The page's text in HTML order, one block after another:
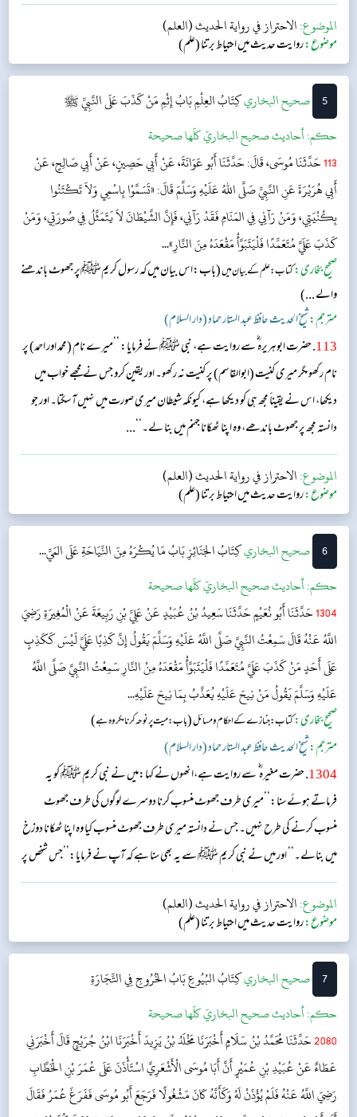
الموضوع:الاحتراز في رواية الحديث (العلم)
موضوع:روایت حدیث میں احتیاط برتنا (علم)
5 ‌‌صحيح البخاريكِتَابُ العِلْمِبَابُ إِثْمِ مَنْ كَذَبَ عَلَى النَّبِيِّ ﷺ
حکم:أحاديث صحيح البخاريّ كلّها صحيحة
113حَدَّثَنَا مُوسَى، قَالَ: حَدَّثَنَا أَبُو عَوَانَةَ، عَنْ أَبِي حَصِينٍ، عَنْ أَبِي صَالِحٍ، عَنْ
أَبِي هُرَيْرَةَ عَنِ النَّبِيِّ صَلَّى اللهُ عَلَيْهِ وَسَلَّمَ قَالَ: «تَسَمَّوْا بِاسْمِي وَلاَ تَكْتَنُوا
بِكُنْيَتِي، وَمَنْ رَآنِي فِي المَنَامِ فَقَدْ رَآنِي، فَإِنَّ الشَّيْطَانَ لاَ يَتَمَثَّلُ فِي صُورَتِي، وَمَنْ
كَذَبَ عَلَيَّ مُتَعَمِّدًا فَلْيَتَبَوَّأْ مَقْعَدَهُ مِنَ النَّارِ»...
صحیح بخاری:کتاب: علم کے بیان میں(باب:اس بیان میں کہ رسول کریمﷺپر جھوٹ باندھنے
والے ...)
مترجم:شیخ الحدیث حافظ عبد الستار حماد (دار السلام)
113 . حضرت ابوہریرہ ؓ سے روایت ہے، نبی ﷺ نے فرمایا: ’’میرے نام (محمد اور احمد) پر
نام رکھو مگر میری کنیت (ابوالقاسم) پر کنیت نہ رکھو۔ اور یقین کرو جس نے مجھے خواب میں
دیکھا، اس نے یقیناً مجھ ہی کو دیکھا ہے، کیونکہ شیطان میری صورت میں نہیں آ سکتا۔ اور جو
دانستہ مجھ پر جھوٹ باندھے، وہ اپنا ٹھکانا جہنم میں بنا لے۔‘‘...
الموضوع:الاحتراز في رواية الحديث (العلم)
موضوع:روایت حدیث میں احتیاط برتنا (علم)
6 ‌‌صحيح البخاريكِتَابُ الجَنَائِزِبَابُ مَا يُكْرَهُ مِنَ النِّيَاحَةِ عَلَى المَيِّ...
حکم:أحاديث صحيح البخاريّ كلّها صحيحة
1304حَدَّثَنَا أَبُو نُعَيْمٍ حَدَّثَنَا سَعِيدُ بْنُ عُبَيْدٍ عَنْ عَلِيِّ بْنِ رَبِيعَةَ عَنْ الْمُغِيرَةِ رَضِيَ
اللَّهُ عَنْهُ قَالَ سَمِعْتُ النَّبِيَّ صَلَّى اللَّهُ عَلَيْهِ وَسَلَّمَ يَقُولُ إِنَّ كَذِبًا عَلَيَّ لَيْسَ كَكَذِبٍ
عَلَى أَحَدٍ مَنْ كَذَبَ عَلَيَّ مُتَعَمِّدًا فَلْيَتَبَوَّأْ مَقْعَدَهُ مِنْ النَّارِ سَمِعْتُ النَّبِيَّ صَلَّى اللَّهُ
عَلَيْهِ وَسَلَّمَ يَقُولُ مَنْ نِيحَ عَلَيْهِ يُعَذَّبُ بِمَا نِيحَ عَلَيْهِ...
صحیح بخاری:کتاب: جنازے کے احکام و مسائل(باب: میت پر نوحہ کرنا مکروہ ہے)
مترجم:شیخ الحدیث حافظ عبد الستار حماد (دار السلام)
1304 . حضرت مغیرہ ؓ سے روایت ہے،انھوں نے کہا:میں نے نبی کریم ﷺ کو یہ
فرماتے ہوئے سنا:’’میری طرف جھوٹ منسوب کرنا دوسرے لوگوں کی طرف جھوٹ
منسوب کرنے کی طرح نہیں۔ جس نے دانستہ میری طرف جھوٹ منسوب کیا وہ اپنا ٹھکانا دوزخ
میں بنالے۔‘‘ اور میں نے نبی کریم ﷺ سے یہ بھی سنا ہے کہ آپ نے فرمایا:’’جس شخص پر
نوحہ کیاجاتاہے اسے اس نوحے کیوجہ سے عذاب دیاجاتا ہے۔‘‘...
الموضوع:الاحتراز في رواية الحديث (العلم)
موضوع:روایت حدیث میں احتیاط برتنا (علم)
7 ‌‌صحيح البخاريكِتَابُ البُيُوعِبَابُ الخُرُوجِ فِي التِّجَارَةِ
حکم:أحاديث صحيح البخاريّ كلّها صحيحة
2080حَدَّثَنَا مُحَمَّدُ بْنُ سَلَامٍ أَخْبَرَنَا مَخْلَدُ بْنُ يَزِيدَ أَخْبَرَنَا ابْنُ جُرَيْجٍ قَالَ أَخْبَرَنِي
عَطَاءٌ عَنْ عُبَيْدِ بْنِ عُمَيْرٍ أَنَّ أَبَا مُوسَى الْأَشْعَرِيَّ اسْتَأْذَنَ عَلَى عُمَرَ بْنِ الْخَطَّابِ
رَضِيَ اللَّهُ عَنْهُ فَلَمْ يُؤْذَنْ لَهُ وَكَأَنَّهُ كَانَ مَشْغُولًا فَرَجَعَ أَبُو مُوسَى فَفَرَغَ عُمَرُ فَقَالَ